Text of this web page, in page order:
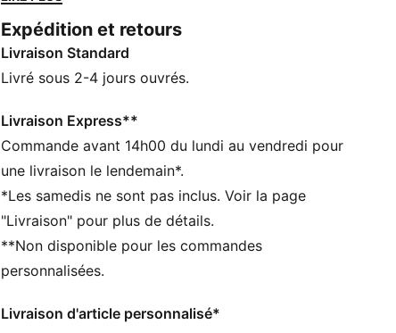
essentiels. La taille réglable et son look épuré en font
un modèle parfait pour tes runs quotidiens.
CARACTÉRISTIQUES + AVANTAGES
recyclés
dryCELL : la technologie PUMA évacue l’humidité du
corps pour te protéger de la transpiration pendant
DÉTAILS
Coupe régulière
Fermeture éclair intégrale
Longueur normale
Détails brandés PUMA
Expédition et retours
Livraison Standard
Livré sous 2-4 jours ouvrés.
Livraison Express**
Commande avant 14h00 du lundi au vendredi pour
une livraison le lendemain*.
*Les samedis ne sont pas inclus. Voir la page
"Livraison" pour plus de détails.
**Non disponible pour les commandes
personnalisées.
Livraison d'article personnalisé*